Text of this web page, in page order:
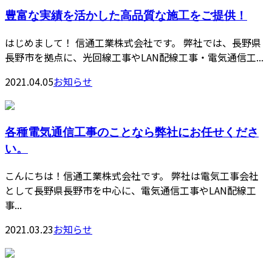
豊富な実績を活かした高品質な施工をご提供！
はじめまして！ 信通工業株式会社です。 弊社では、長野県
長野市を拠点に、光回線工事やLAN配線工事・電気通信工...
2021.04.05お知らせ
各種電気通信工事のことなら弊社にお任せくださ
い。
こんにちは！信通工業株式会社です。 弊社は電気工事会社
として長野県長野市を中心に、電気通信工事やLAN配線工
事...
2021.03.23お知らせ